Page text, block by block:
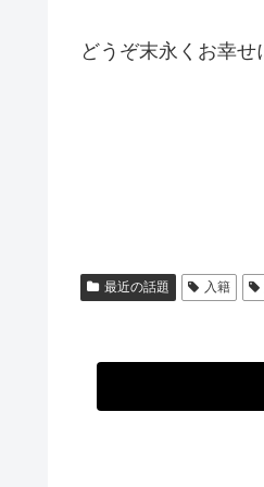
どうぞ末永くお幸せ
最近の話題 入籍